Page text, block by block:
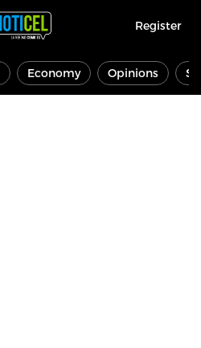
Register
Economy Opinions